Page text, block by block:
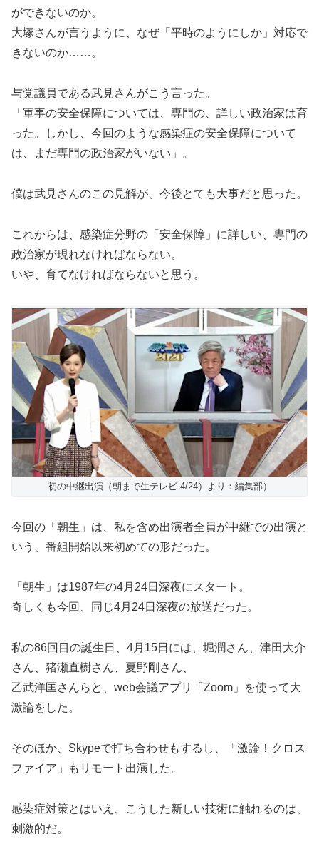
ができないのか。
大塚さんが言うように、なぜ「平時のようにしか」対応で
きないのか……。
与党議員である武見さんがこう言った。
「軍事の安全保障については、専門の、詳しい政治家は育
った。しかし、今回のような感染症の安全保障について
は、まだ専門の政治家がいない」。
僕は武見さんのこの見解が、今後とても大事だと思った。
これからは、感染症分野の「安全保障」に詳しい、専門の
政治家が現れなければならない。
いや、育てなければならないと思う。
初の中継出演（朝まで生テレビ 4/24）より：編集部）
今回の「朝生」は、私を含め出演者全員が中継での出演と
いう、番組開始以来初めての形だった。
「朝生」は1987年の4月24日深夜にスタート。
奇しくも今回、同じ4月24日深夜の放送だった。
私の86回目の誕生日、4月15日には、堀潤さん、津田大介
さん、猪瀬直樹さん、夏野剛さん、
乙武洋匡さんらと、web会議アプリ「Zoom」を使って大
激論をした。
そのほか、Skypeで打ち合わせもするし、「激論！クロス
ファイア」もリモート出演した。
感染症対策とはいえ、こうした新しい技術に触れるのは、
刺激的だ。